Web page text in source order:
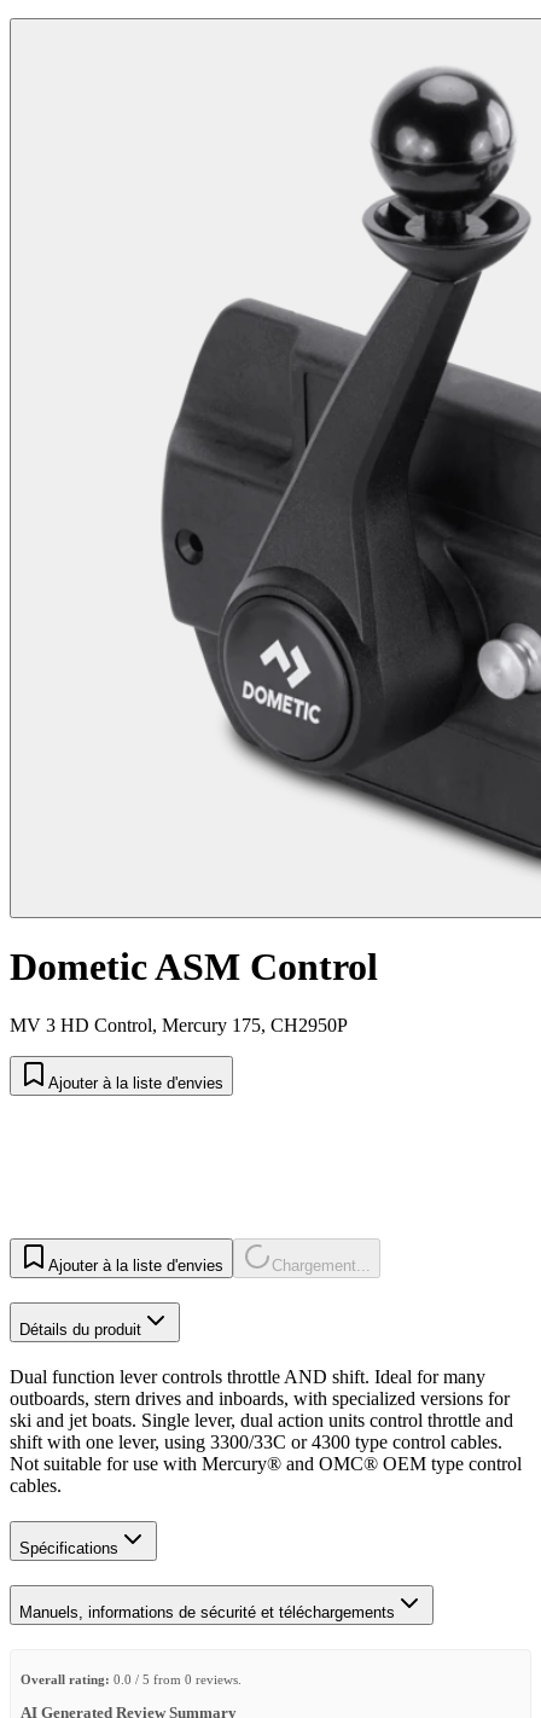
Dometic ASM Control
MV 3 HD Control, Mercury 175, CH2950P
Ajouter à la liste d'envies
Ajouter à la liste d'envies Chargement...
Détails du produit
Dual function lever controls throttle AND shift. Ideal for many
outboards, stern drives and inboards, with specialized versions for
ski and jet boats. Single lever, dual action units control throttle and
shift with one lever, using 3300/33C or 4300 type control cables.
Not suitable for use with Mercury® and OMC® OEM type control
cables.
Spécifications
Manuels, informations de sécurité et téléchargements
Overall rating: 0.0 / 5 from 0 reviews.
AI Generated Review Summary